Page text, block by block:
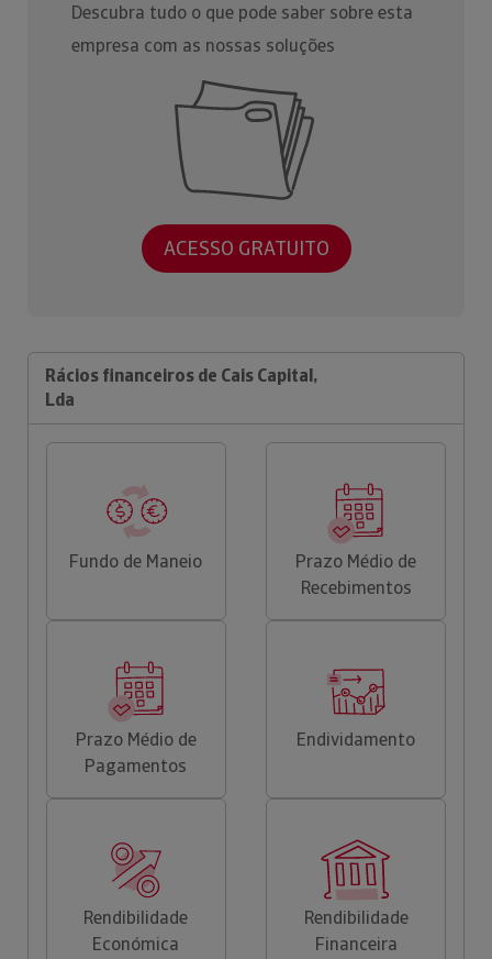
Descubra tudo o que pode saber sobre esta
empresa com as nossas soluções
ACESSO GRATUITO
Rácios financeiros de Cais Capital,
Lda
Fundo de Maneio
Prazo Médio de
Recebimentos
Prazo Médio de
Pagamentos
Endividamento
Rendibilidade
Económica
Rendibilidade
Financeira